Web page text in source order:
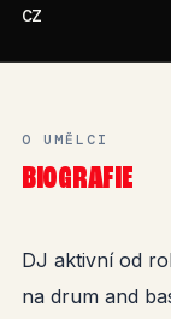
CZ
O UMĚLCI
BIOGRAFIE
DJ aktivní od
na drum and